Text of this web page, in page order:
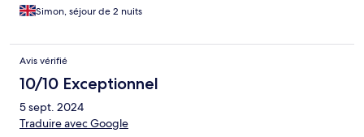
Simon, séjour de 2 nuits
Avis vérifié
10/10 Exceptionnel
5 sept. 2024
Traduire avec Google